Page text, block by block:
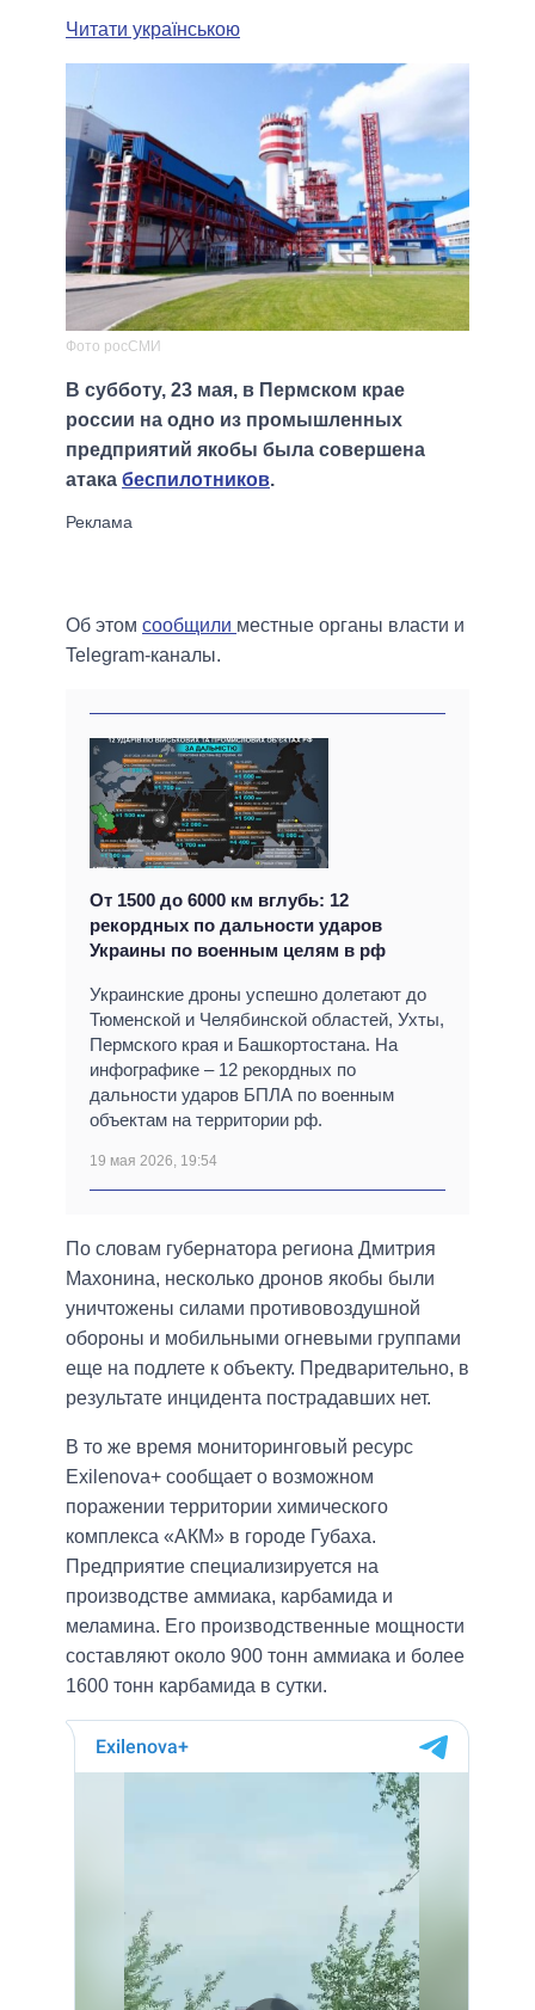
Читати українською
Фото росСМИ
В субботу, 23 мая, в Пермском крае
россии на одно из промышленных
предприятий якобы была совершена
атака беспилотников.
Об этом сообщили местные органы власти и
Telegram-каналы.
От 1500 до 6000 км вглубь: 12
рекордных по дальности ударов
Украины по военным целям в рф
Украинские дроны успешно долетают до
Тюменской и Челябинской областей, Ухты,
Пермского края и Башкортостана. На
инфографике – 12 рекордных по
дальности ударов БПЛА по военным
объектам на территории рф.
19 мая 2026, 19:54
По словам губернатора региона Дмитрия
Махонина, несколько дронов якобы были
уничтожены силами противовоздушной
обороны и мобильными огневыми группами
еще на подлете к объекту. Предварительно, в
результате инцидента пострадавших нет.
В то же время мониторинговый ресурс
Exilenova+ сообщает о возможном
поражении территории химического
комплекса «АКМ» в городе Губаха.
Предприятие специализируется на
производстве аммиака, карбамида и
меламина. Его производственные мощности
составляют около 900 тонн аммиака и более
1600 тонн карбамида в сутки.